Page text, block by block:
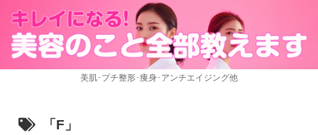
美肌･プチ整形･痩身･アンチエイジング他
「F」